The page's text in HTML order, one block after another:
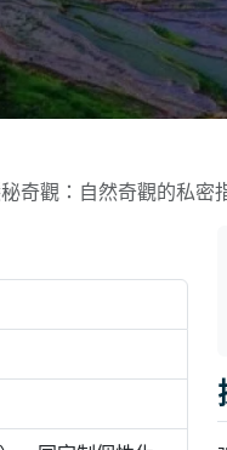
奇觀：自然奇觀的私密